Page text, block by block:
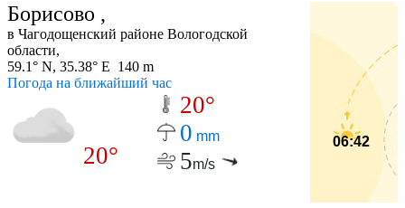
Борисово ,
в Чагодощенский районе Вологодской
области,
59.1° N, 35.38° E 140 m
Погода на ближайший час
20°
20°
0 mm
5m/s
06:42